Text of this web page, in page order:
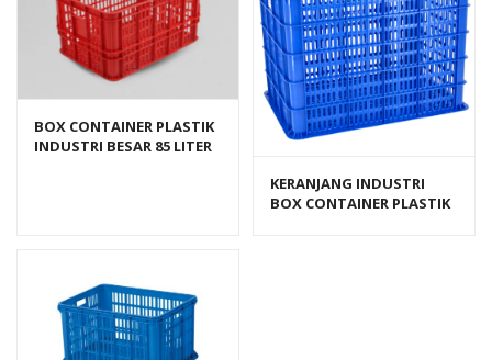
BOX CONTAINER PLASTIK
INDUSTRI BESAR 85 LITER
KERANJANG INDUSTRI
BOX CONTAINER PLASTIK